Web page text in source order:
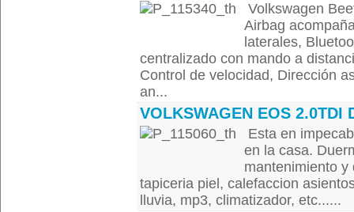
Volkswagen
Airbag
laterales,
centralizado con mando a
Control de velocidad, Dirección
an...
VOLKSWAGEN EOS 2.0TDI
Esta en
en la casa.
mantenimiento y
tapiceria piel, calefaccion
lluvia, mp3, climatizador, etc......